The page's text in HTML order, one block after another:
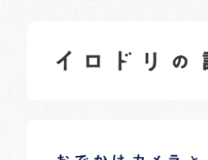
日常の様子など随時更新中です。
日常の様子など随時更新中です。